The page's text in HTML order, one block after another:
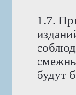
1.7.
будут